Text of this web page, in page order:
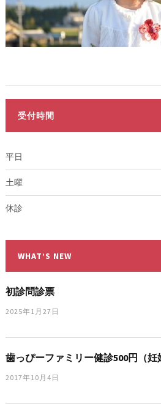
受付時間
平日
土曜
休診
WHAT’S NEW
初診問診票
2025年1月27日
歯っぴーファミリー健診500円（妊
2017年10月4日